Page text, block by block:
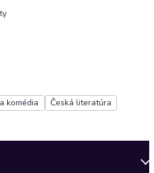
komédia
Česká literatúra